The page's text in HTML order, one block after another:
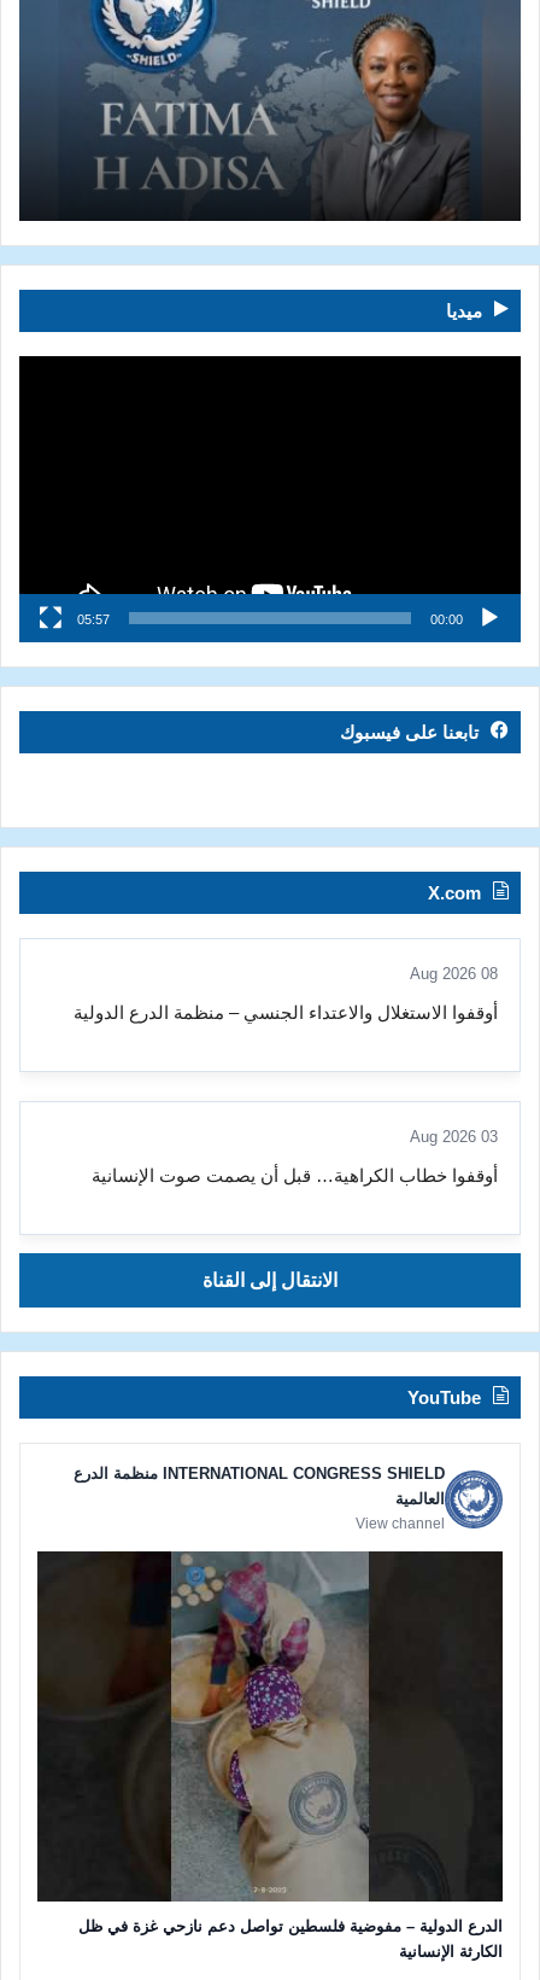
ميديا
00:00
05:57
تابعنا على فيسبوك
X.com
08 Aug 2026
أوقفوا الاستغلال والاعتداء الجنسي – منظمة الدرع الدولية
03 Aug 2026
أوقفوا خطاب الكراهية… قبل أن يصمت صوت الإنسانية
الانتقال إلى القناة
YouTube
INTERNATIONAL CONGRESS SHIELD منظمة الدرع
العالمية
View channel
الدرع الدولية – مفوضية فلسطين تواصل دعم نازحي غزة في ظل
الكارثة الإنسانية